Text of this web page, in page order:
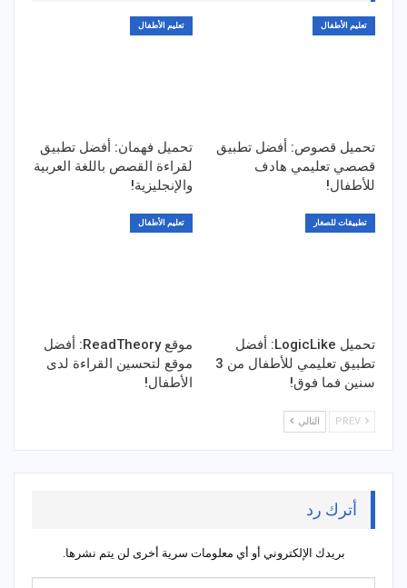
تعليم الأطفال
تحميل قصوص: أفضل تطبيق
قصصي تعليمي هادف
للأطفال!
تعليم الأطفال
تحميل فهمان: أفضل تطبيق
لقراءة القصص باللغة العربية
والإنجليزية!
تطبيقات للصغار
تحميل LogicLike: أفضل
تطبيق تعليمي للأطفال من 3
سنين فما فوق!
تعليم الأطفال
موقع ReadTheory: أفضل
موقع لتحسين القراءة لدى
الأطفال!
التالي
أترك رد
بريدك الإلكتروني أو أي معلومات سرية أخرى لن يتم نشرها.